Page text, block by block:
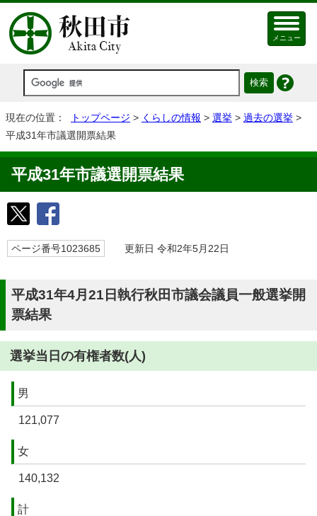
メニュー
現在の位置： トップページ > くらしの情報 > 選挙 > 過去の選挙 >
平成31年市議選開票結果
平成31年市議選開票結果
ページ番号1023685 更新日 令和2年5月22日
平成31年4月21日執行秋田市議会議員一般選挙開
票結果
選挙当日の有権者数(人)
男
121,077
女
140,132
計